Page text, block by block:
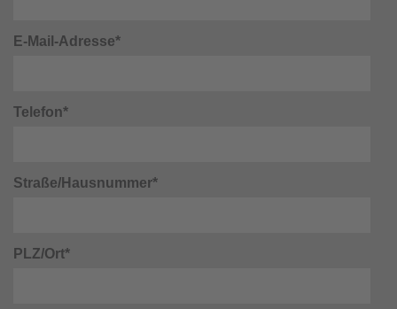
E-Mail-Adresse*
Telefon*
Straße/Hausnummer*
PLZ/Ort*